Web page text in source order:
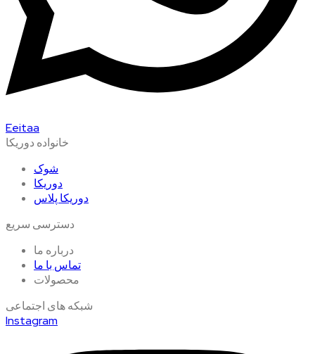
Eeitaa
خانواده دوریکا
شوک
دوریکا
دوریکا پلاس
دسترسی سریع
درباره ما
تماس با ما
محصولات
شبکه های اجتماعی
Instagram